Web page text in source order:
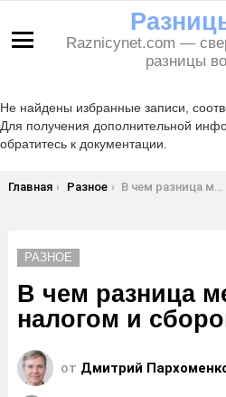
Raznicynet.com —
разницы
Не найдены избранные записи,
Для получения дополнительной
обратитесь к документации.
Вы здесь:
Главная Разное В чем разница между налогом и сбором?
РАЗНОЕ
В чем разница
налогом и
от Дмитрий